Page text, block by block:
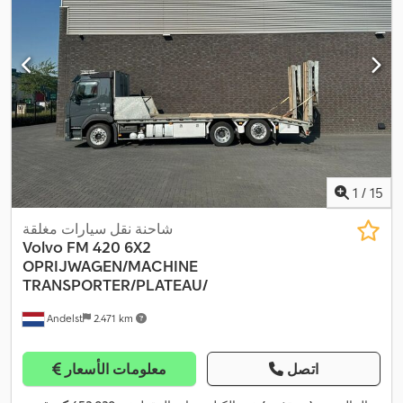
1 / 15
Andelst 2.471 km
شاحنة نقل سيارات مغلقة
Volvo FM 420 6X2
OPRIJWAGEN/MACHINE
TRANSPORTER/PLATEAU/
معلومات الأسعار اتصل